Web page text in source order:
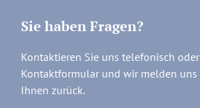
Sie haben Fragen?
Kontaktieren Sie uns telefonisch
Kontaktformular und wir melden
Ihnen zurück.